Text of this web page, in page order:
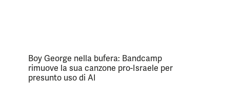
Boy George nella bufera: Bandcamp
rimuove la sua canzone pro-Israele per
presunto uso di AI